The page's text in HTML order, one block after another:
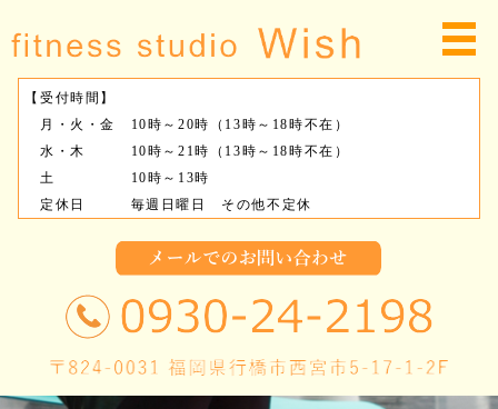
【受付時間】
月・火・金 10時～20時（13時～18時不在）
水・木 10時～21時（13時～18時不在）
土 10時～13時
定休日 毎週日曜日 その他不定休